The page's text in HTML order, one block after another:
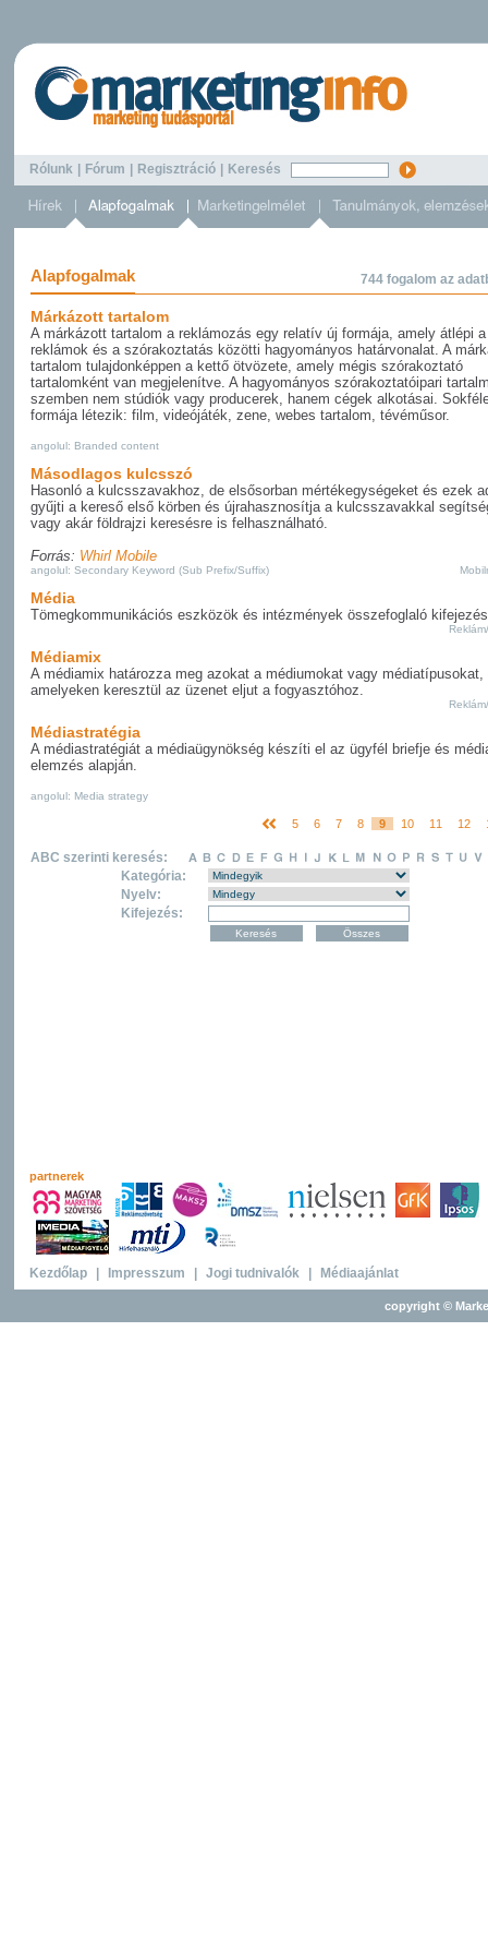
Rólunk Fórum Regisztráció Keresés
Alapfogalmak 744 fogalom az
Márkázott tartalom
A márkázott tartalom a reklámozás egy relatív új formája, amely átlépi a
reklámok és a szórakoztatás közötti hagyományos határvonalat. A
tartalom tulajdonképpen a kettő ötvözete, amely mégis szórakoztató
tartalomként van megjelenítve. A hagyományos szórakoztatóipari
szemben nem stúdiók vagy producerek, hanem cégek alkotásai.
formája létezik: film, videójáték, zene, webes tartalom, tévéműsor.
angolul: Branded content
Másodlagos kulcsszó
Hasonló a kulcsszavakhoz, de elsősorban mértékegységeket és ezek
gyűjti a kereső első körben és újrahasznosítja a kulcsszavakkal
vagy akár földrajzi keresésre is felhasználható.
Forrás: Whirl Mobile
angolul: Secondary Keyword (Sub Prefix/Suffix)
Média
Tömegkommunikációs eszközök és intézmények összefoglaló
Médiamix
A médiamix határozza meg azokat a médiumokat vagy médiatípusokat,
amelyeken keresztül az üzenet eljut a fogyasztóhoz.
Médiastratégia
A médiastratégiát a médiaügynökség készíti el az ügyfél briefje és
elemzés alapján.
angolul: Media strategy
5 6 7 8 9 10 11 12
ABC szerinti keresés:
Kategória:
Nyelv:
Kifejezés:
partnerek
Kezdőlap Impresszum Jogi tudnivalók Médiaajánlat
copyright ©